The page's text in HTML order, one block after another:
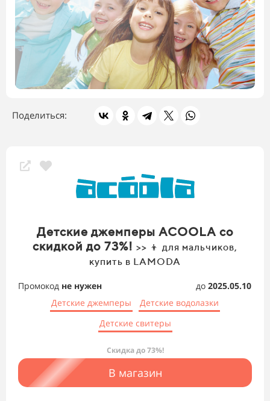
Скидки магазина
Поделиться:
Детские джемперы ACOOLA со
скидкой до 73%! >> 👦 для мальчиков,
купить в LAMODA
Промокод не нужен до 2025.05.10
Детские джемперы
Детские водолазки
Детские свитеры
Скидка до 73%!
В магазин